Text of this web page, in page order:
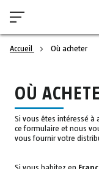
Accueil Où acheter
OÙ
Si vous êtes intéressé à
ce formulaire et nous
vous fournir votre